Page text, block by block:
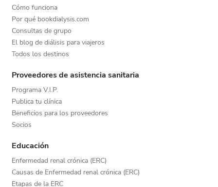
Cómo funciona
Por qué bookdialysis.com
Consultas de grupo
El blog de diálisis para viajeros
Todos los destinos
Proveedores de asistencia sanitaria
Programa V.I.P.
Publica tu clínica
Beneficios para los proveedores
Socios
Educación
Enfermedad renal crónica (ERC)
Causas de Enfermedad renal crónica (ERC)
Etapas de la ERC